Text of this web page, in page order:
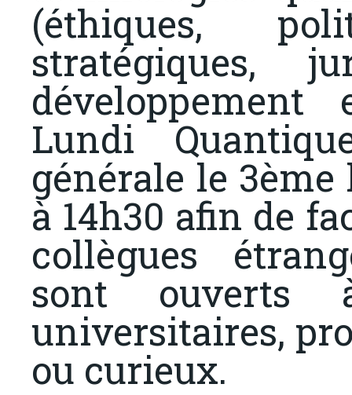
(éthiques,
stratégiques,
Lundi
générale le
à 14h30 afin de
collègues
sont ouverts
universitaires,
ou curieux.